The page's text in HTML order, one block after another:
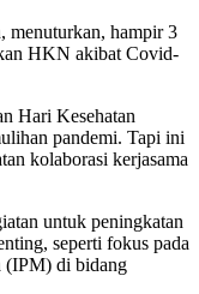
menuturkan, hampir 3
HKN akibat Covid-
Hari Kesehatan
pandemi. Tapi ini
kolaborasi kerjasama
untuk peningkatan
seperti fokus pada
(IPM) di bidang